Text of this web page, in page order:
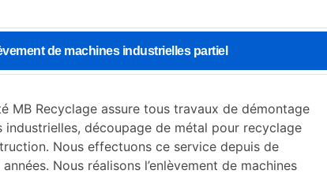
de machines industrielles partiel
MB Recyclage assure tous travaux de démontage
industrielles, découpage de métal pour recyclage
Nous effectuons ce service depuis de
Nous réalisons l’enlèvement de machines